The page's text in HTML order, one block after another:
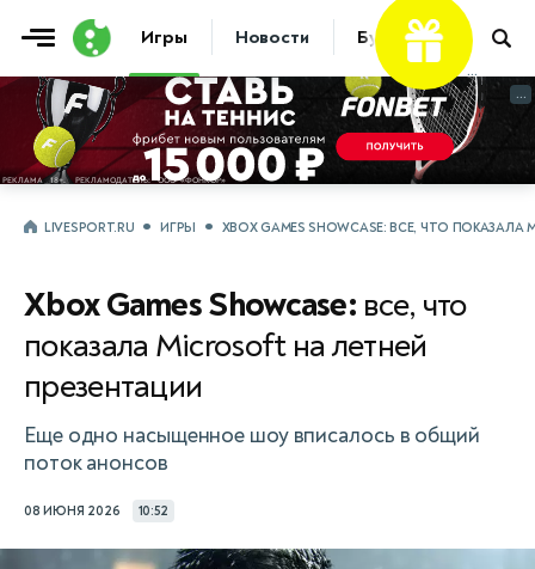
Игры Новости Букмекеры
Фрибет
...
...
LIVESPORT.RU ИГРЫ XBOX GAMES SHOWCASE: ВСЕ, ЧТО
Xbox Games Showcase: все, что
показала Microsoft на летней
презентации
Еще одно насыщенное шоу вписалось в общий
поток анонсов
08 ИЮНЯ 2026 10:52